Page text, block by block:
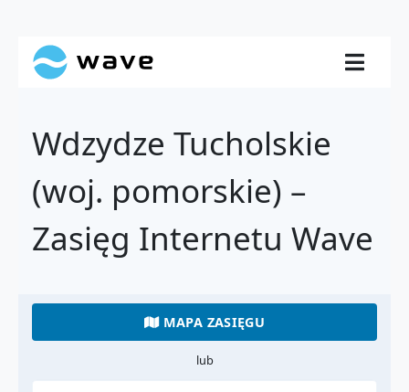
Wdzydze Tucholskie
(woj. pomorskie) –
Zasięg Internetu Wave
MAPA ZASIĘGU
lub